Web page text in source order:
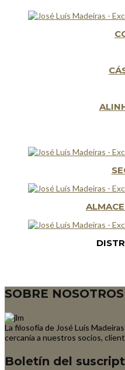
SOBRE NOSOTROS
La filosofía de José Luís
cercanía a nuestros socios,
Boletín del